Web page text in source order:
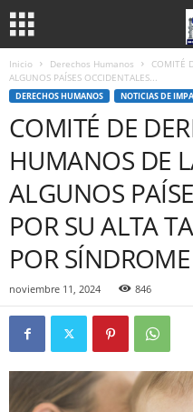
Inicio Derechos Humanos
COMITÉ
ALGUNOS PAÍSES OCCIDENTALES...
DERECHOS HUMANOS NOTICIAS DE
COMITÉ DE
HUMANOS DE
ALGUNOS
POR SU ALTA
POR
noviembre 11, 2024 846